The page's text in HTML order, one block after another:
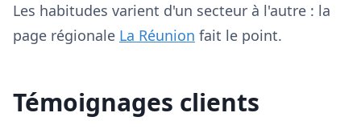
Les habitudes varient d'un secteur à l'autre : la
page régionale La Réunion fait le point.
Témoignages clients